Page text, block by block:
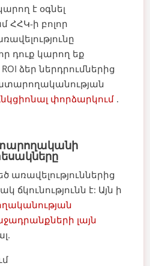
է օգնել
ՀՀԿ-ի բոլոր
դուք կարող եք
ձեր ներդրումներից
փորձարկում .
առավելություններից
ճկունությունն է: Այն ի
լայն